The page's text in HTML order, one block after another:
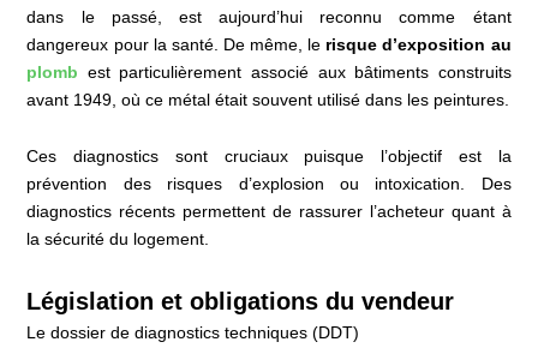
dans le passé, est aujourd’hui reconnu comme étant
dangereux pour la santé. De même, le risque d’exposition au
plomb est particulièrement associé aux bâtiments construits
avant 1949, où ce métal était souvent utilisé dans les peintures.
Ces diagnostics sont cruciaux puisque l’objectif est la
prévention des risques d’explosion ou intoxication. Des
diagnostics récents permettent de rassurer l’acheteur quant à
la sécurité du logement.
Législation et obligations du vendeur
Le dossier de diagnostics techniques (DDT)